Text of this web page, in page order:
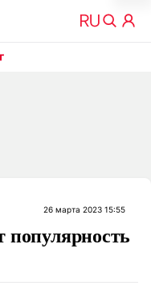
26 марта 2023 15:55
популярность